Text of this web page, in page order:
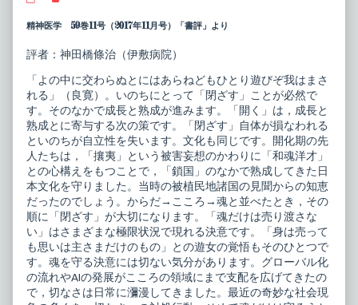
精
神
診
シ
リ
ズ
メ
ン
タ
ル
ク
リ
ニ
ッ
ク
で
の
要
な
精
posts
author
外
来
精
神
科
診
療
シ
リ
ー
ズ
メ
ン
タ
ル
ク
リ
ニ
ッ
精神医学 59巻11号（2017年11月号）「書評」より
評者：神田橋條治（伊敷病院）
「よの中に交わらぬとにはあらねどもひとり遊びぞ我はまさ
れる」（良寛）。いのちにとって「閉ざす」ことが必然で
す。そのなかで成長と熟成が進みます。「開く」は，成長と
熟成とに寄与する次の策です。「閉ざす」自体が損なわれる
といのちが自立性を失います。文化も同じです。開化期の先
人たちは，「攘夷」という被害妄想のかわりに「和魂洋才」
との心構えをもつことで，「鎖国」のなかで熟成してきた日
本文化を守りました。当時の被植民地諸国の見聞からの知恵
だったのでしょう。からだ→こころ→魂と並べたとき，その
順に「閉ざす」が大切になります。「魂だけは売り渡さな
い」はさまざまな極限状況で現れる決意です。「身は売って
も思いは主さまだけのもの」との遊女の覚悟もそのひとつで
す。魂を守る決意には切ない気分があります。グローバル化
の流れやAIの発展がこころの領域にまで支配を広げてきたの
で，切なさは日常に瀰漫してきました。最近の奇妙な社会現